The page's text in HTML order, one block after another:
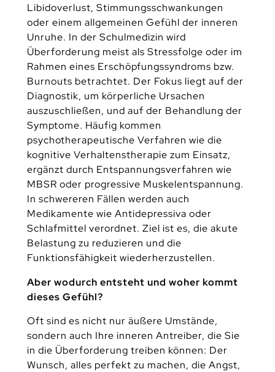
Libidoverlust, Stimmungsschwankungen
oder einem allgemeinen Gefühl der inneren
Unruhe. In der Schulmedizin wird
Überforderung meist als Stressfolge oder im
Rahmen eines Erschöpfungssyndroms bzw.
Burnouts betrachtet. Der Fokus liegt auf der
Diagnostik, um körperliche Ursachen
auszuschließen, und auf der Behandlung der
Symptome. Häufig kommen
psychotherapeutische Verfahren wie die
kognitive Verhaltenstherapie zum Einsatz,
ergänzt durch Entspannungsverfahren wie
MBSR oder progressive Muskelentspannung.
In schwereren Fällen werden auch
Medikamente wie Antidepressiva oder
Schlafmittel verordnet. Ziel ist es, die akute
Belastung zu reduzieren und die
Funktionsfähigkeit wiederherzustellen.
Aber wodurch entsteht und woher kommt
dieses Gefühl?
Oft sind es nicht nur äußere Umstände,
sondern auch Ihre inneren Antreiber, die Sie
in die Überforderung treiben können: Der
Wunsch, alles perfekt zu machen, die Angst,